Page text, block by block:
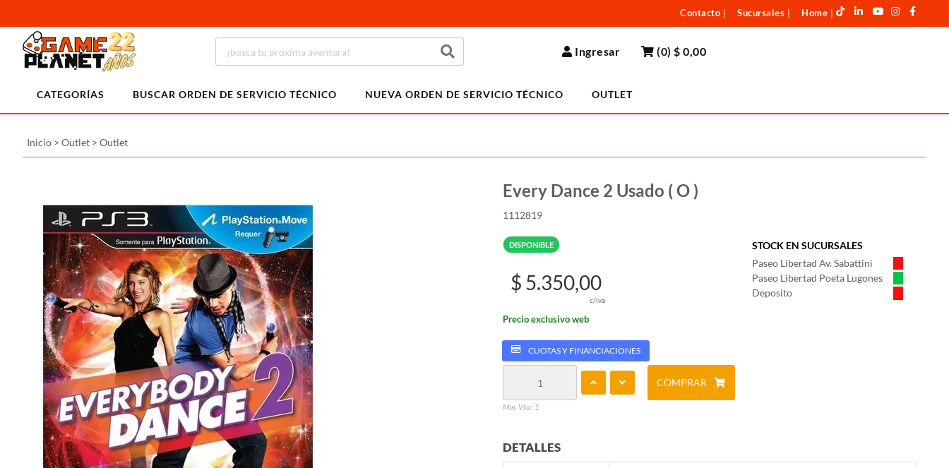
Contacto Sucursales Home
Ingresar (0)$ 0,00
CATEGORÍAS BUSCAR ORDEN DE SERVICIO TÉCNICO NUEVA ORDEN DE SERVICIO TÉCNICO OUTLET
Inicio > Outlet > Outlet
Every Dance 2 Usado ( O )
1112819
DISPONIBLE
STOCK EN SUCURSALES
Paseo Libertad Av. Sabattini
Paseo Libertad Poeta Lugones
Deposito
$ 5.350,00
c/iva
Precio exclusivo web
CUOTAS Y FINANCIACIONES
Min. Vta.: 1
COMPRAR
DETALLES